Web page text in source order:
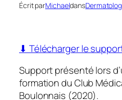
Écrit parMichaeldans
⬇ Télécharger le
Support présenté lors
formation du Club
Boulonnais (2020).